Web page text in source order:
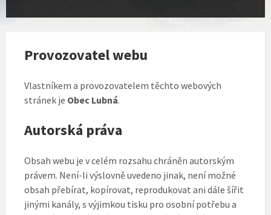
Provozovatel webu
Vlastníkem a provozovatelem těchto webových
stránek je Obec Lubná.
Autorská práva
Obsah webu je v celém rozsahu chráněn autorským
právem. Není-li výslovně uvedeno jinak, není možné
obsah přebírat, kopírovat, reprodukovat ani dále šířit
jinými kanály, s výjimkou tisku pro osobní potřebu a